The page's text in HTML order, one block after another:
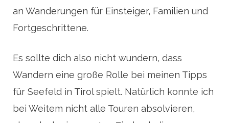
an Wanderungen für Einsteiger, Familien und
Fortgeschrittene.
Es sollte dich also nicht wundern, dass
Wandern eine große Rolle bei meinen Tipps
für Seefeld in Tirol spielt. Natürlich konnte ich
bei Weitem nicht alle Touren absolvieren,